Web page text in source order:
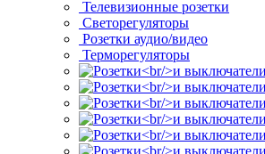
Телевизионные розетки
Светорегуляторы
Розетки аудио/видео
Терморегуляторы